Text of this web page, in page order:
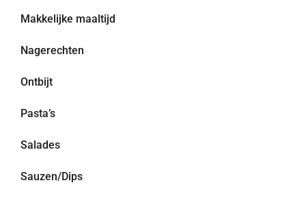
Makkelijke maaltijd
Nagerechten
Ontbijt
Pasta’s
Salades
Sauzen/Dips